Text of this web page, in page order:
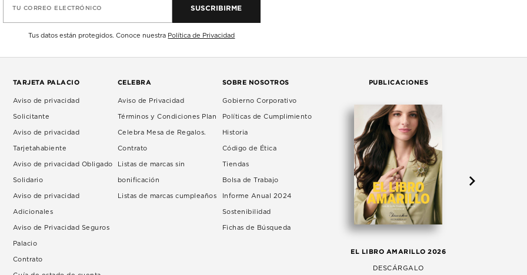
TU CORREO ELECTRÓNICO SUSCRIBIRME
Tus datos están protegidos. Conoce nuestra Política de Privacidad
TARJETA PALACIO
Aviso de privacidad
Solicitante
Aviso de privacidad
Tarjetahabiente
Aviso de privacidad Obligado
Solidario
Aviso de privacidad
Adicionales
Aviso de Privacidad Seguros
Palacio
Contrato
CELEBRA
Aviso de Privacidad
Términos y Condiciones Plan
Celebra Mesa de Regalos.
Contrato
Listas de marcas sin
bonificación
Listas de marcas cumpleaños
SOBRE NOSOTROS
Gobierno Corporativo
Políticas de Cumplimiento
Historia
Código de Ética
Tiendas
Bolsa de Trabajo
Informe Anual 2024
Sostenibilidad
Fichas de Búsqueda
PUBLICACIONES
EL LIBRO AMARILLO 2026
DESCÁRGALO